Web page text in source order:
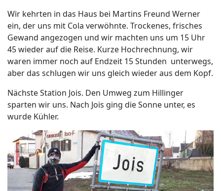
Wir kehrten in das Haus bei Martins Freund Werner
ein, der uns mit Cola verwöhnte. Trockenes, frisches
Gewand angezogen und wir machten uns um 15 Uhr
45 wieder auf die Reise. Kurze Hochrechnung, wir
waren immer noch auf Endzeit 15 Stunden unterwegs,
aber das schlugen wir uns gleich wieder aus dem Kopf.
Nächste Station Jois. Den Umweg zum Hillinger
sparten wir uns. Nach Jois ging die Sonne unter, es
wurde Kühler.